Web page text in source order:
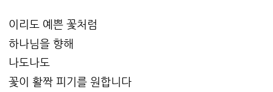
이리도 예쁜 꽃처럼
하나님을 향해
나도나도
꽃이 활짝 피기를 원합니다